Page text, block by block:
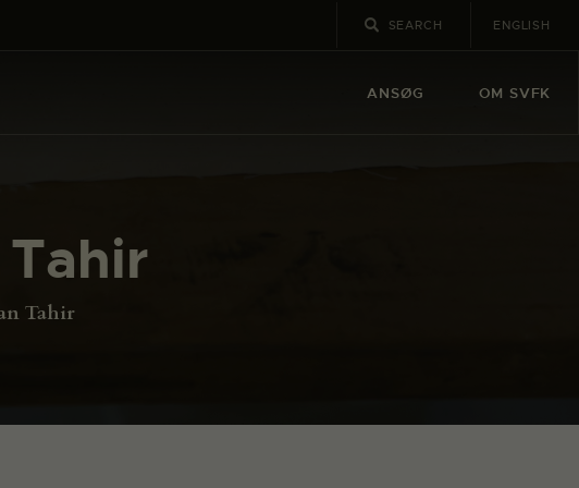
ENGLISH
ANSØG OM SVFK
Tahir